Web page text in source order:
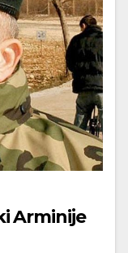
Arminije